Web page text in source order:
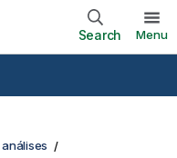
Search Menu